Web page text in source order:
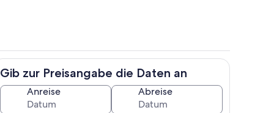
Außenbereich
Gib zur Preisangabe die Daten an
Anreise Abreise